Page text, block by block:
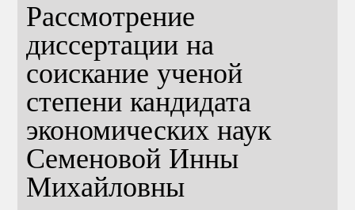
Рассмотрение
диссертации на
соискание ученой
степени кандидата
экономических наук
Семеновой Инны
Михайловны